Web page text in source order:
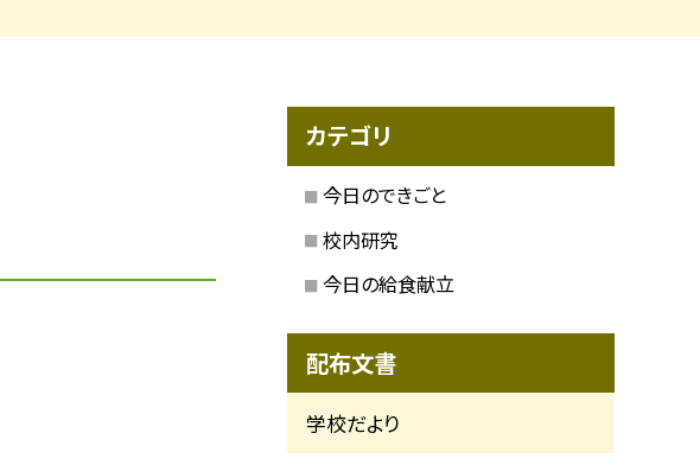
カテゴリ
今日のできごと
校内研究
今日の給食献立
配布文書
学校だより